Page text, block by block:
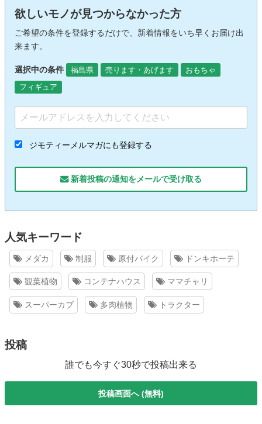
欲しいモノが見つからなかった方
ご希望の条件を登録するだけで、新着情報をいち早くお届け出
来ます。
選択中の条件 福島県 売ります・あげます
おもちゃ
フィギュア
ジモティーメルマガにも登録する
新着投稿の通知をメールで受け取る
人気キーワード
メダカ 制服 原付バイク ドンキホーテ
観葉植物 コンテナハウス ママチャリ
スーパーカブ 多肉植物 トラクター
投稿
誰でも今すぐ30秒で投稿出来る
投稿画面へ (無料)